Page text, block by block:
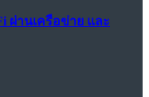
ผ่านเครือข่าย และ